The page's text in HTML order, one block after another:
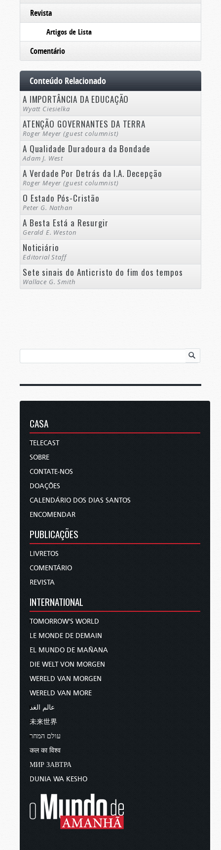
Revista
Artigos de Lista
Comentário
Conteúdo Relacionado
A IMPORTÂNCIA DA EDUCAÇÃO
Wyatt Ciesielka
ATENÇÃO GOVERNANTES DA TERRA
Roger Meyer (guest columnist)
A Qualidade Duradoura da Bondade
Adam J. West
A Verdade Por Detrás da I.A. Decepção
Roger Meyer (guest columnist)
O Estado Pós-Cristão
Peter G. Nathan
A Besta Está a Resurgir
Gerald E. Weston
Noticiário
Editorial Staff
Sete sinais do Anticristo do fim dos tempos
Wallace G. Smith
CASA
TELECAST
SOBRE
CONTATE-NOS
DOAÇÕES
CALENDÁRIO DOS DIAS SANTOS
ENCOMENDAR
PUBLICAÇÕES
LIVRETOS
COMENTÁRIO
REVISTA
INTERNATIONAL
TOMORROW'S WORLD
LE MONDE DE DEMAIN
EL MUNDO DE MAÑANA
DIE WELT VON MORGEN
WERELD VAN MORGEN
WERELD VAN MORE
عالم الغد
未来世界
עולם המחר
कल का विश्व
МИР ЗАВТРА
DUNIA WA KESHO